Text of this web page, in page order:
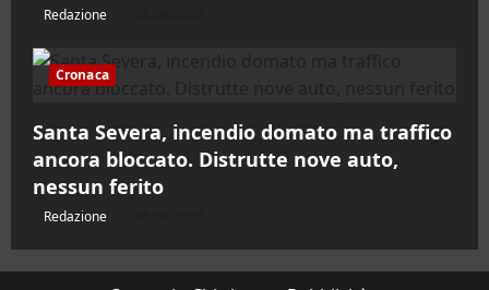
Redazione
Cronaca
Santa Severa, incendio domato ma traffico
ancora bloccato. Distrutte nove auto,
nessun ferito
Redazione